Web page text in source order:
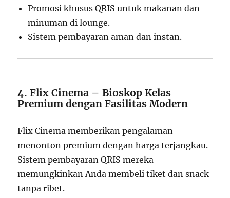
Promosi khusus QRIS untuk makanan dan
minuman di lounge.
Sistem pembayaran aman dan instan.
4. Flix Cinema – Bioskop Kelas
Premium dengan Fasilitas Modern
Flix Cinema memberikan pengalaman
menonton premium dengan harga terjangkau.
Sistem pembayaran QRIS mereka
memungkinkan Anda membeli tiket dan snack
tanpa ribet.